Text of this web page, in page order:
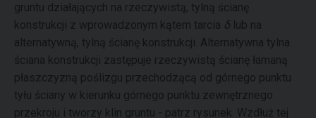
gruntu działających na rzeczywistą, tylną ścianę
konstrukcji z wprowadzonym kątem tarcia δ lub na
alternatywną, tylną ścianę konstrukcji. Alternatywna tylna
ściana konstrukcji zastępuje rzeczywistą ścianę łamaną
płaszczyzną poślizgu przechodzącą od górnego punktu
tyłu ściany w kierunku górnego punktu zewnętrznego
przekroju i tworzy klin gruntu - patrz rysunek. Wzdłuż tej